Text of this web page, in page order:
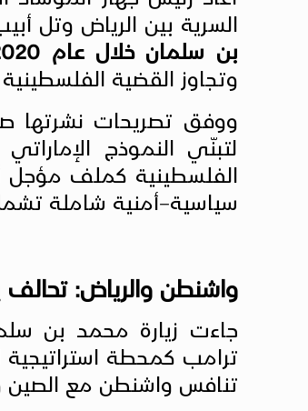
السرية بين الرياض وتل
بن سلمان خلال عام 2020
وتجاوز القضية
ووفق تصريحات نشرتها
لتبنّي النموذج
الفلسطينية كملف مؤجل
سياسية–أمنية شاملة
واشنطن والرياض: تحالف
جاءت زيارة محمد بن
ترامب كمحطة
تنافس واشنطن مع الصين